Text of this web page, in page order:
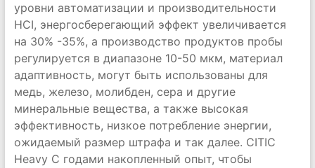
уровни автоматизации и производительности
HCI, энергосберегающий эффект увеличивается
на 30% -35%, а производство продуктов пробы
регулируется в диапазоне 10-50 мкм, материал
адаптивность, могут быть использованы для
медь, железо, молибден, сера и другие
минеральные вещества, а также высокая
эффективность, низкое потребление энергии,
ожидаемый размер штрафа и так далее. CITIC
Heavy С годами накопленный опыт, чтобы